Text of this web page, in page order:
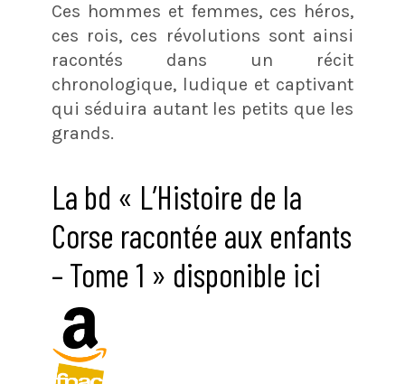
Ces hommes et femmes, ces héros,
ces rois, ces révolutions sont ainsi
racontés dans un récit
chronologique, ludique et captivant
qui séduira autant les petits que les
grands.
La bd « L’Histoire de la
Corse racontée aux enfants
– Tome 1 » disponible ici